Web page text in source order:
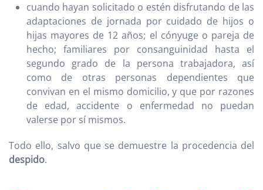
cuando hayan solicitado o estén disfrutando de las
adaptaciones de jornada por cuidado de hijos o
hijas mayores de 12 años; el cónyuge o pareja de
hecho; familiares por consanguinidad hasta el
segundo grado de la persona trabajadora, así
como de otras personas dependientes que
convivan en el mismo domicilio, y que por razones
de edad, accidente o enfermedad no puedan
valerse por sí mismos.
Todo ello, salvo que se demuestre la procedencia del
despido.